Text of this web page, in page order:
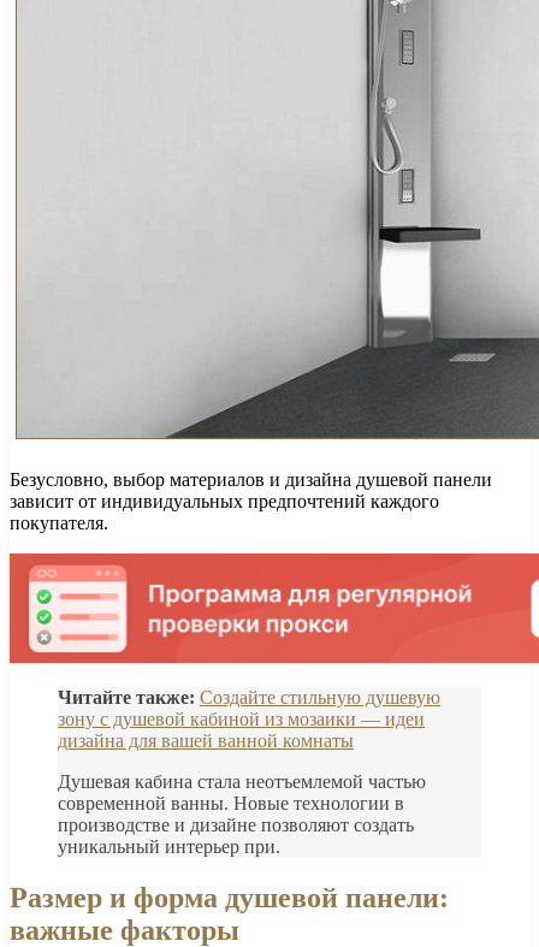
Безусловно, выбор материалов и дизайна душевой панели
зависит от индивидуальных предпочтений каждого
покупателя.
Читайте также: Создайте стильную душевую
зону с душевой кабиной из мозаики — идеи
дизайна для вашей ванной комнаты
Душевая кабина стала неотъемлемой частью
современной ванны. Новые технологии в
производстве и дизайне позволяют создать
уникальный интерьер при.
Размер и форма душевой панели:
важные факторы